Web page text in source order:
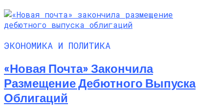
ЭКОНОМИКА И ПОЛИТИКА
«Новая Почта» Закончила
Размещение Дебютного Выпуска
Облигаций